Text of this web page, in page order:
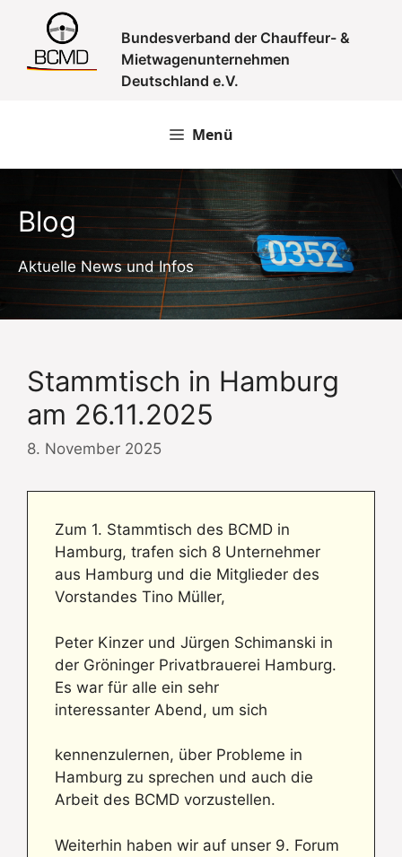
springen
Bundesverband der Chauffeur- &
Mietwagenunternehmen
Deutschland e.V.
Menü
Blog
Aktuelle News und Infos
Stammtisch in Hamburg
am 26.11.2025
8. November 2025
Zum 1. Stammtisch des BCMD in
Hamburg, trafen sich 8 Unternehmer
aus Hamburg und die Mitglieder des
Vorstandes Tino Müller,
Peter Kinzer und Jürgen Schimanski in
der Gröninger Privatbrauerei Hamburg.
Es war für alle ein sehr
interessanter Abend, um sich
kennenzulernen, über Probleme in
Hamburg zu sprechen und auch die
Arbeit des BCMD vorzustellen.
Weiterhin haben wir auf unser 9. Forum